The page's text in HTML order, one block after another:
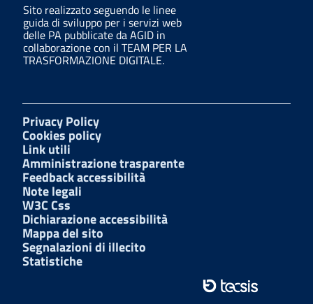
Sito realizzato seguendo le linee
guida di sviluppo per i servizi web
delle PA pubblicate da AGID in
collaborazione con il TEAM PER LA
TRASFORMAZIONE DIGITALE.
Privacy Policy
Cookies policy
Link utili
Amministrazione trasparente
Feedback accessibilità
Note legali
W3C Css
Dichiarazione accessibilità
Mappa del sito
Segnalazioni di illecito
Statistiche